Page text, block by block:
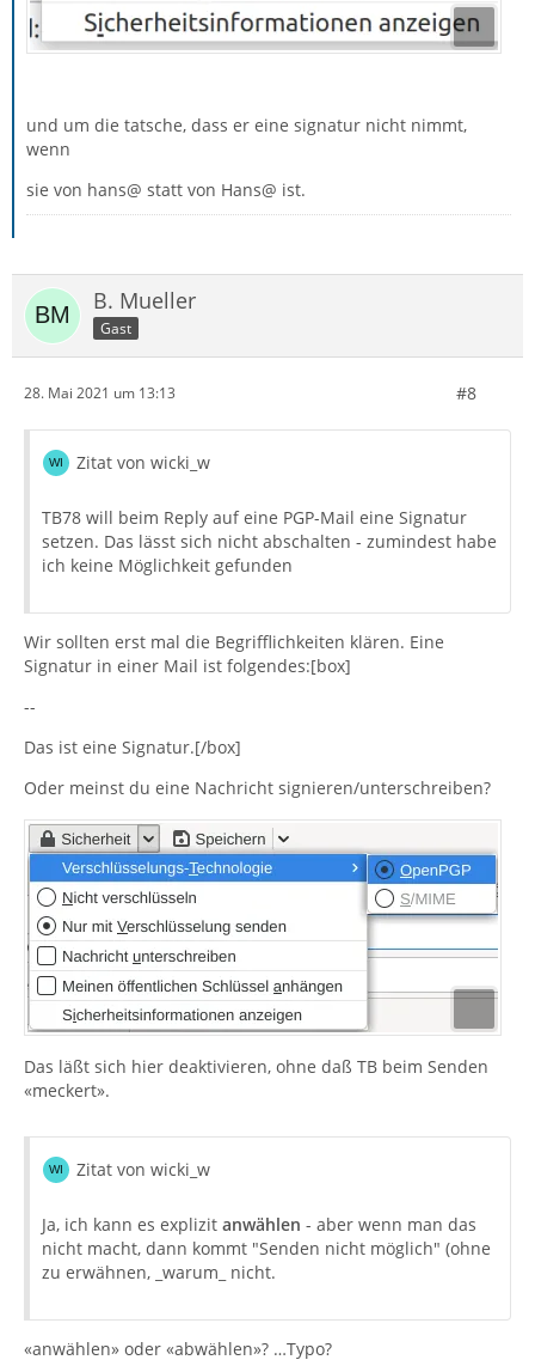
und um die tatsche, dass er eine signatur nicht nimmt,
wenn
sie von hans@ statt von Hans@ ist.
B. Mueller
Gast
28. Mai 2021 um 13:13 #8
Zitat von wicki_w
TB78 will beim Reply auf eine PGP-Mail eine Signatur
setzen. Das lässt sich nicht abschalten - zumindest habe
ich keine Möglichkeit gefunden
Wir sollten erst mal die Begrifflichkeiten klären. Eine
Signatur in einer Mail ist folgendes:[box]
--
Das ist eine Signatur.[/box]
Oder meinst du eine Nachricht signieren/unterschreiben?
Das läßt sich hier deaktivieren, ohne daß TB beim Senden
«meckert».
Zitat von wicki_w
Ja, ich kann es explizit anwählen - aber wenn man das
nicht macht, dann kommt "Senden nicht möglich" (ohne
zu erwähnen, _warum_ nicht.
«anwählen» oder «abwählen»? …Typo?